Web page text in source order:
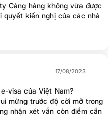
Cảng hàng không vừa được
quyết kiến nghị của các nhà
khách sân bay Long Thành
17/08/2023
visa của Việt Nam?
mừng trước độ cởi mở trong
nhận xét vẫn còn điểm cần